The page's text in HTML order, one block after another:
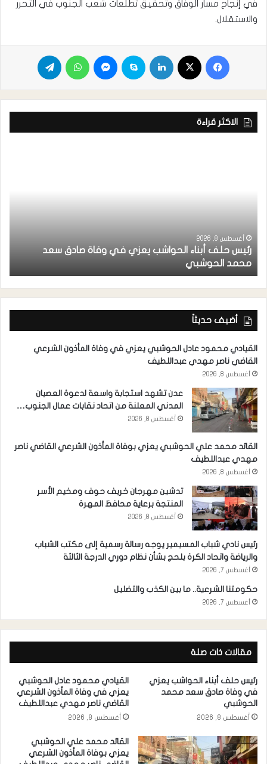
في إنجاح مسار الوفاق وتحقيق تطلعات شعب الجنوب في التحرر
والاستقلال.
الاكثر قراءة
أغسطس 8, 2026
رئيس حلف أبناء الحواشب يعزي في وفاة صادق سعد
محمد الحوشبي
أضيف حديثاً
القيادي محمود عادل الحوشبي يعزي في وفاة المأذون الشرعي
القاضي ناصر مهدي عبداللطيف
أغسطس 8, 2026
عدن تشهد استجابة واسعة لدعوة العصيان
المدني المعلنة من اتحاد نقابات عمال الجنوب…
أغسطس 8, 2026
القائد محمد علي الحوشبي يعزي بوفاة المأذون الشرعي القاضي ناصر
مهدي عبداللطيف
أغسطس 8, 2026
تدشين مهرجان خريف حوف ومخيم الأسر
المنتجة برعاية محافظ المهرة
أغسطس 8, 2026
رئيس نادي شباب المسيمير يوجه رسالة رسمية إلى مكتب الشباب
والرياضة واتحاد الكرة بلحج بشأن نظام دوري الدرجة الثالثة
أغسطس 7, 2026
حكومتنا الشرعية.. ما بين الكذب والتضليل
أغسطس 7, 2026
مقالات ذات صلة
رئيس حلف أبناء الحواشب يعزي
في وفاة صادق سعد محمد
الحوشبي
أغسطس 8, 2026
القيادي محمود عادل الحوشبي
يعزي في وفاة المأذون الشرعي
القاضي ناصر مهدي عبداللطيف
أغسطس 8, 2026
القائد محمد علي الحوشبي
يعزي بوفاة المأذون الشرعي